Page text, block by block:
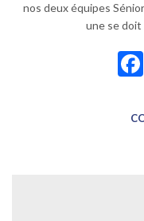
nos deux équipes
une se